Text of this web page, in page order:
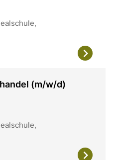
(m/w/d)